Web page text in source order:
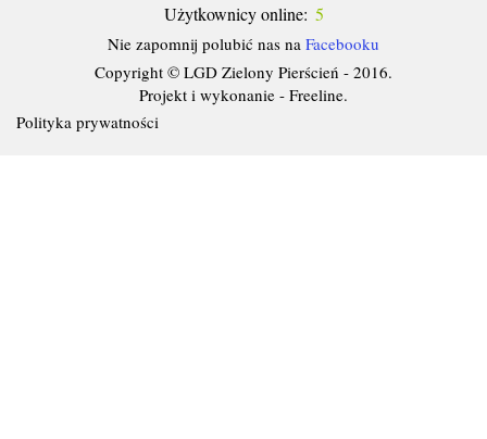
Użytkownicy online: 5
Nie zapomnij polubić nas na Facebooku
Copyright © LGD Zielony Pierścień - 2016.
Projekt i wykonanie - Freeline.
Polityka prywatności